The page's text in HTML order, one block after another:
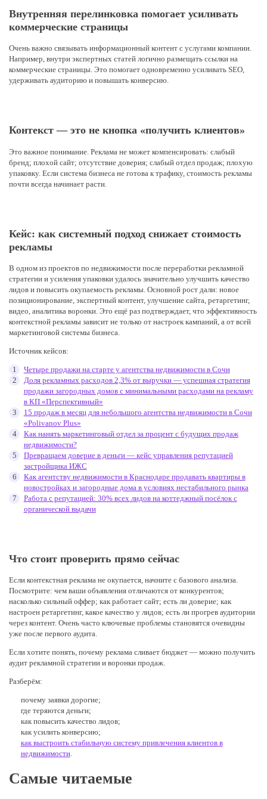
Внутренняя перелинковка помогает усиливать
коммерческие страницы
Очень важно связывать информационный контент с услугами компании.
Например, внутри экспертных статей логично размещать ссылки на
коммерческие страницы. Это помогает одновременно усиливать SEO,
удерживать аудиторию и повышать конверсию.
Контекст — это не кнопка «получить клиентов»
Это важное понимание. Реклама не может компенсировать: слабый
бренд; плохой сайт; отсутствие доверия; слабый отдел продаж; плохую
упаковку. Если система бизнеса не готова к трафику, стоимость рекламы
почти всегда начинает расти.
Кейс: как системный подход снижает стоимость
рекламы
В одном из проектов по недвижимости после переработки рекламной
стратегии и усиления упаковки удалось значительно улучшить качество
лидов и повысить окупаемость рекламы. Основной рост дали: новое
позиционирование, экспертный контент, улучшение сайта, ретаргетинг,
видео, аналитика воронки. Это ещё раз подтверждает, что эффективность
контекстной рекламы зависит не только от настроек кампаний, а от всей
маркетинговой системы бизнеса.
Источник кейсов:
Четыре продажи на старте у агентства недвижимости в Сочи
Доля рекламных расходов 2,3% от выручки — успешная стратегия
продажи загородных домов с минимальными расходами на рекламу
в КП «Перспективный»
15 продаж в месяц для небольшого агентства недвижимости в Сочи
«Polivanov Plus»
Как нанять маркетинговый отдел за процент с будущих продаж
недвижимости?
Превращаем доверие в деньги — кейс управления репутацией
застройщика ИЖС
Как агентству недвижимости в Краснодаре продавать квартиры в
новостройках и загородные дома в условиях нестабильного рынка
Работа с репутацией: 30% всех лидов на коттеджный посёлок с
органической выдачи
Что стоит проверить прямо сейчас
Если контекстная реклама не окупается, начните с базового анализа.
Посмотрите: чем ваши объявления отличаются от конкурентов;
насколько сильный оффер; как работает сайт; есть ли доверие; как
настроен ретаргетинг, какое качество у лидов; есть ли прогрев аудитории
через контент. Очень часто ключевые проблемы становятся очевидны
уже после первого аудита.
Если хотите понять, почему реклама сливает бюджет — можно получить
аудит рекламной стратегии и воронки продаж.
Разберём:
почему заявки дорогие;
где теряются деньги;
как повысить качество лидов;
как усилить конверсию;
как выстроить стабильную систему привлечения клиентов в
недвижимости.
Самые читаемые